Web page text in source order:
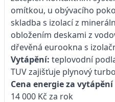
omítkou, u obývacího
skladba s izolací z
obložením deskami z
dřevěná eurookna s
Vytápění: teplovodní
TUV zajišťuje plynový
Cena energie za vytápění
14 000 Kč za rok